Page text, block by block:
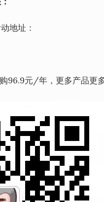
地址：
96.9元/年，更多产品更